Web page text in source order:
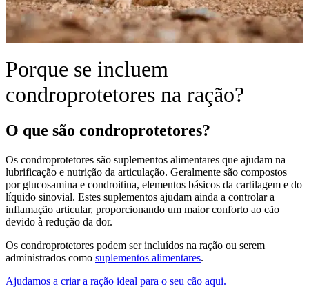
Porque se incluem
condroprotetores na ração?
O que são condroprotetores?
Os condroprotetores são suplementos alimentares que ajudam na
lubrificação e nutrição da articulação. Geralmente são compostos
por glucosamina e condroitina, elementos básicos da cartilagem e do
líquido sinovial. Estes suplementos ajudam ainda a controlar a
inflamação articular, proporcionando um maior conforto ao cão
devido à redução da dor.
Os condroprotetores podem ser incluídos na ração ou serem
administrados como suplementos alimentares.
Ajudamos a criar a ração ideal para o seu cão aqui.